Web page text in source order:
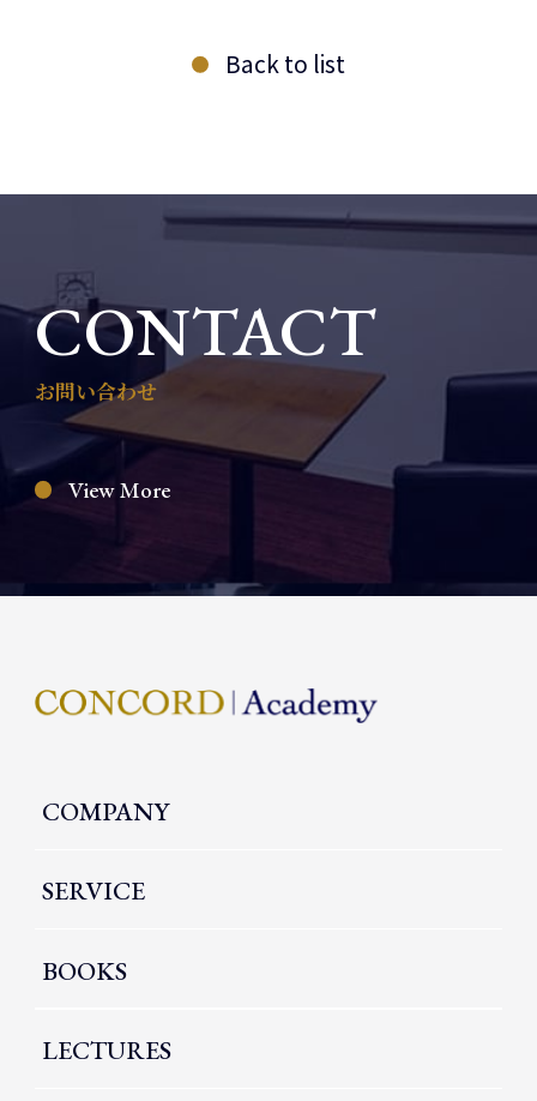
Back to list
CONTACT
お問い合わせ
View More
COMPANY
SERVICE
BOOKS
LECTURES